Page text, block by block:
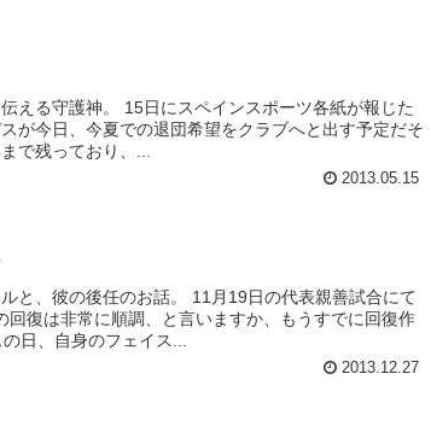
える守護神。 15日にスペインスポーツ各紙が報じた
が今日、今夏での退団希望をクラブへと出す予定だそ
で残っており、...
2013.05.15
と、彼の後任のお話。 11月19日の代表親善試合にて
回復は非常に順調、と言いますか、もうすでに回復作
日、自身のフェイス...
2013.12.27